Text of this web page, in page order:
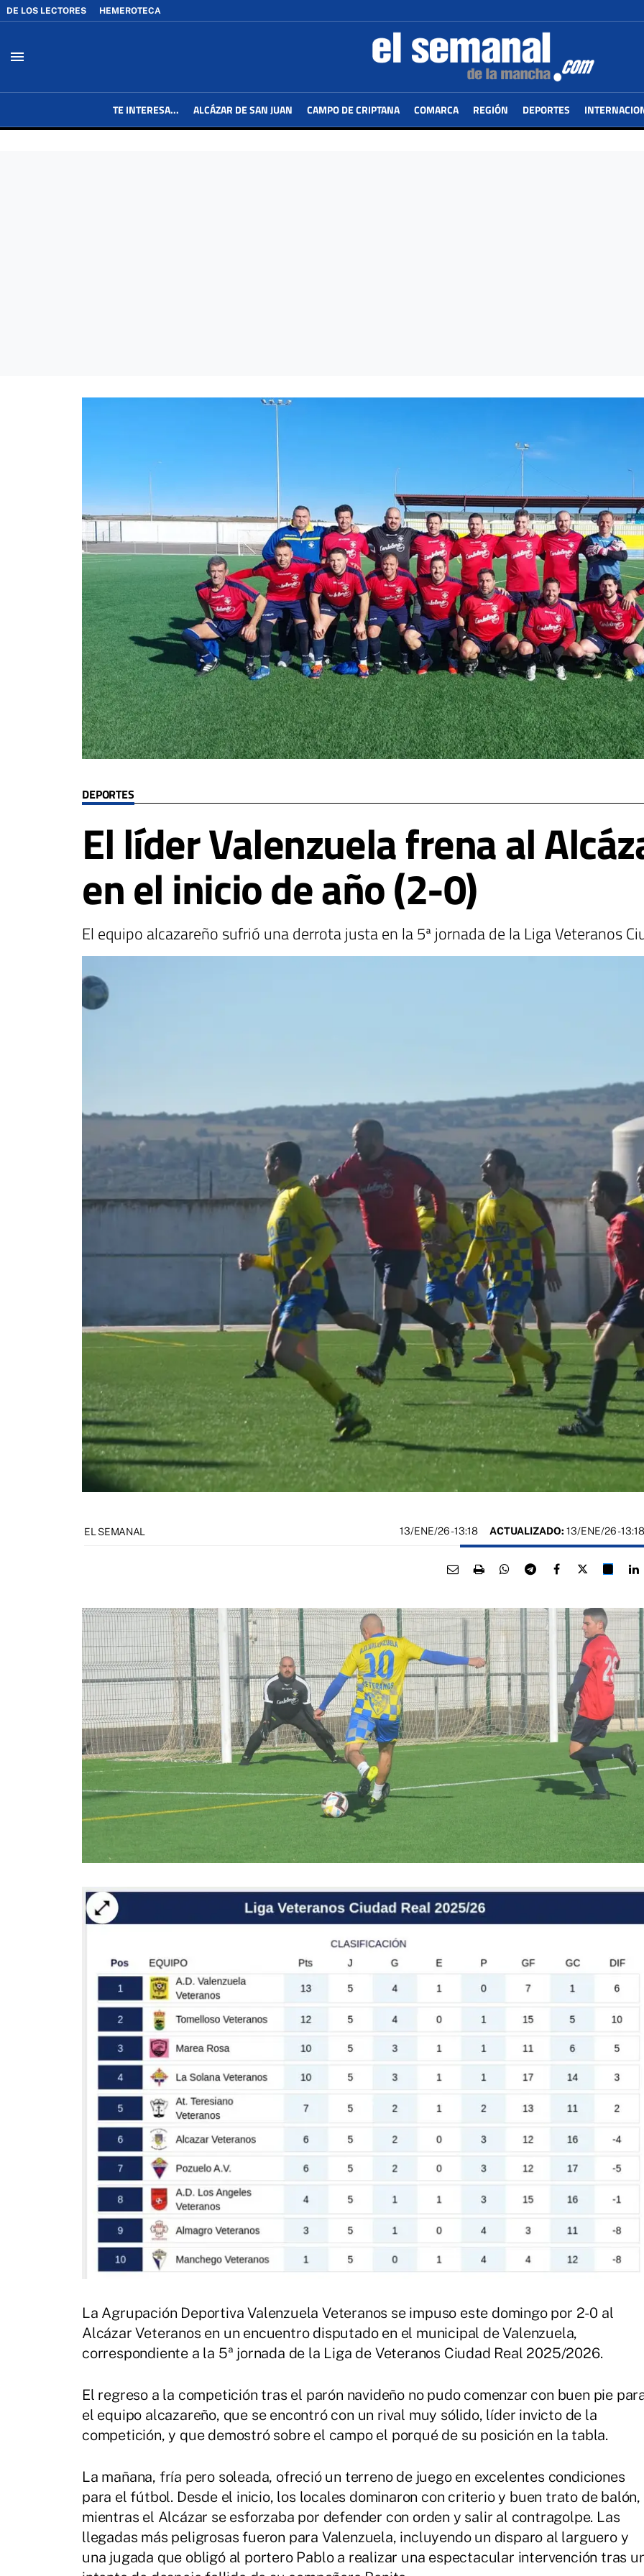
DE LOS LECTORES HEMEROTECA
menu
TE INTERESA... ALCÁZAR DE SAN JUAN CAMPO DE CRIPTANA COMARCA REGIÓN DEPORTES
DEPORTES
El líder Valenzuela frena al
en el inicio de año (2-0)
El equipo alcazareño sufrió una derrota justa en la 5ª jornada de la Liga Veteranos
EL SEMANAL 13/ENE/26- 13:18 ACTUALIZADO: 13/ENE/26 - 13:18
La Agrupación Deportiva Valenzuela Veteranos se impuso este domingo por 2-0 al
Alcázar Veteranos en un encuentro disputado en el municipal de Valenzuela,
correspondiente a la 5ª jornada de la Liga de Veteranos Ciudad Real 2025/2026.
El regreso a la competición tras el parón navideño no pudo comenzar con buen pie
el equipo alcazareño, que se encontró con un rival muy sólido, líder invicto de la
competición, y que demostró sobre el campo el porqué de su posición en la tabla.
La mañana, fría pero soleada, ofreció un terreno de juego en excelentes condiciones
para el fútbol. Desde el inicio, los locales dominaron con criterio y buen trato de balón,
mientras el Alcázar se esforzaba por defender con orden y salir al contragolpe. Las
llegadas más peligrosas fueron para Valenzuela, incluyendo un disparo al larguero y
una jugada que obligó al portero Pablo a realizar una espectacular intervención tras